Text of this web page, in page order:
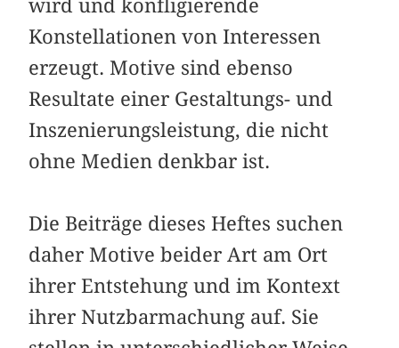
wird und konfligierende
Konstellationen von Interessen
erzeugt. Motive sind ebenso
Resultate einer Gestaltungs- und
Inszenierungsleistung, die nicht
ohne Medien denkbar ist.
Die Beiträge dieses Heftes suchen
daher Motive beider Art am Ort
ihrer Entstehung und im Kontext
ihrer Nutzbarmachung auf. Sie